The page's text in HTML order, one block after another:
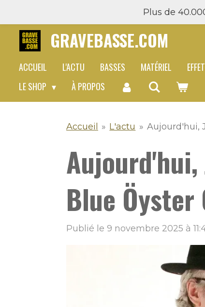
contenu
Plus de
GRAVEBASSE.COM
ACCUEIL L'ACTU BASSES MATÉRIEL
LE SHOP
À PROPOS
Accueil » L'actu » Aujourd'hui,
Blue Öyster
Publié le 9 novembre 2025 à